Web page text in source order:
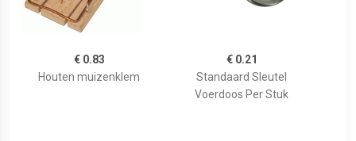
€ 0.83
Houten muizenklem
€ 0.21
Standaard Sleutel
Voerdoos Per Stuk